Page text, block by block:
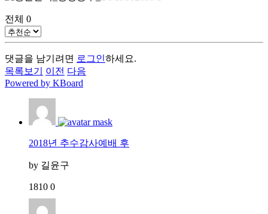
전체 0
댓글을 남기려면 로그인하세요.
목록보기
이전 다음
Powered by KBoard
2018년 추수감사예배 후
by 길윤구
1810 0